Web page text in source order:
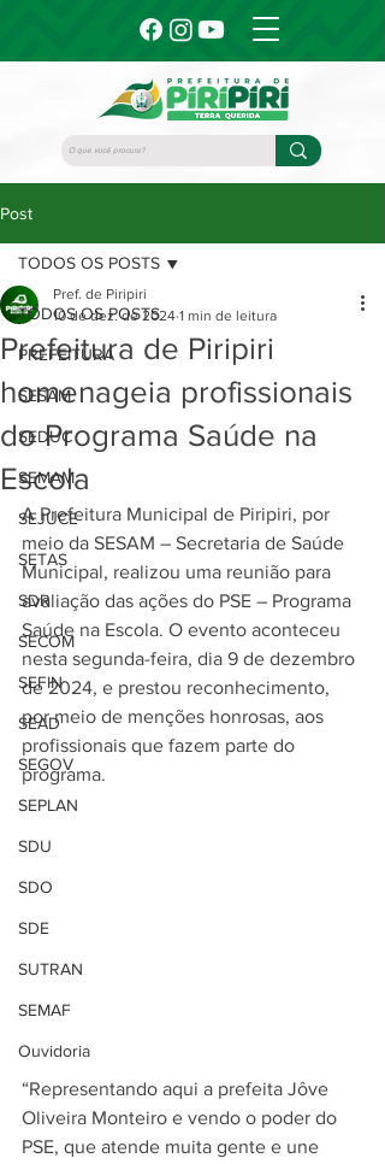
Post
TODOS OS POSTS
PREFEITURA
SESAM
SEDUC
SEMAM
SEJUCE
SETAS
SDR
SECOM
SEFIN
SEAD
SEGOV
SEPLAN
SDU
SDO
SDE
SUTRAN
SEMAF
Ouvidoria
TODOS OS POSTS
Prefeitura de Piripiri
homenageia profissionais
do Programa Saúde na
Escola
Pref. de Piripiri
10 de dez. de 2024 1 min de leitura
A Prefeitura Municipal de Piripiri, por
meio da SESAM – Secretaria de Saúde
Municipal, realizou uma reunião para
avaliação das ações do PSE – Programa
Saúde na Escola. O evento aconteceu
nesta segunda-feira, dia 9 de dezembro
de 2024, e prestou reconhecimento,
por meio de menções honrosas, aos
profissionais que fazem parte do
programa.
“Representando aqui a prefeita Jôve
Oliveira Monteiro e vendo o poder do
PSE, que atende muita gente e une